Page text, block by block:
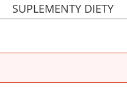
SUPLEMENTY DIETY